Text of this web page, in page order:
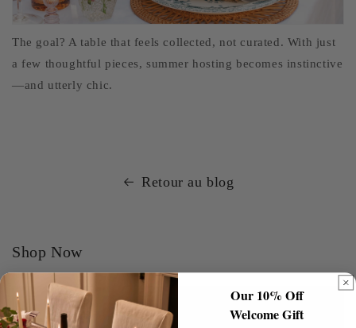
The goal? A table that feels collected, not curated. With just
a few thoughtful pieces, summer hosting becomes instinctive
—and utterly chic.
Retour au blog
Shop Now
Our 10% Off
Welcome Gift